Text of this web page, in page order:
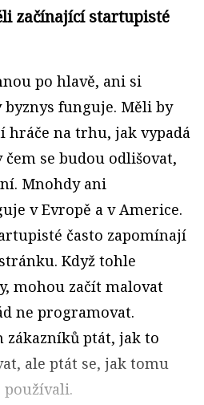
začínající startupisté
po hlavě, ani si
funguje. Měli by
hráče na trhu, jak vypadá
se budou odlišovat,
Mnohdy ani
v Evropě a v Americe.
často zapomínají
Když tohle
mohou začít malovat
ne programovat.
zákazníků ptát, jak to
ale ptát se, jak tomu